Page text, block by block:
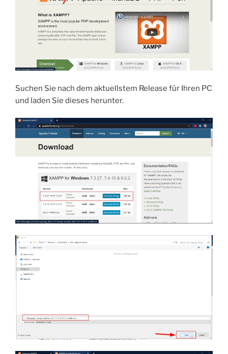
Suchen Sie nach dem aktuellstem Release für Ihren PC
und laden Sie dieses herunter.